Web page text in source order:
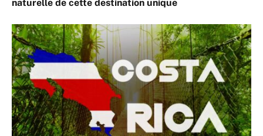
naturelle de cette destination unique